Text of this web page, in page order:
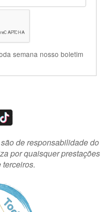
semana nosso boletim
de responsabilidade do
por quaisquer prestações